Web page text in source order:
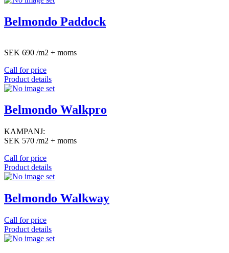
Belmondo Paddock
SEK 690 /m2 + moms
Call for price
Product details
Belmondo Walkpro
KAMPANJ:
SEK 570 /m2 + moms
Call for price
Product details
Belmondo Walkway
Call for price
Product details